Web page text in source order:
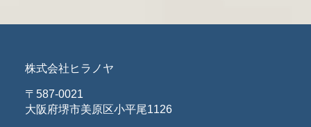
株式会社ヒラノヤ
〒587-0021
大阪府堺市美原区小平尾1126